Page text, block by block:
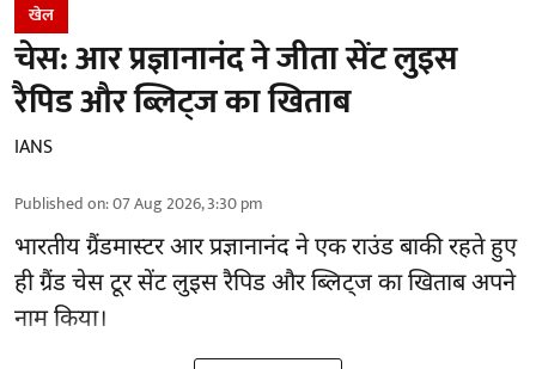
खेल
चेस: आर प्रज्ञानानंद ने जीता सेंट लुइस
रैपिड और ब्लिट्ज का खिताब
IANS
Published on:07 Aug 2026, 3:30 pm
भारतीय ग्रैंडमास्टर आर प्रज्ञानानंद ने एक राउंड बाकी रहते हुए
ही ग्रैंड चेस टूर सेंट लुइस रैपिड और ब्लिट्ज का खिताब अपने
नाम किया।